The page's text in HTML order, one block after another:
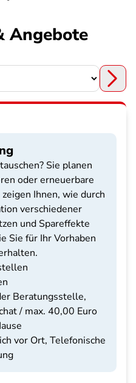
Angebote
Sie planen
oder erneuerbare
Ihnen, wie durch
verschiedener
und Spareffekte
Sie für Ihr Vorhaben
Beratungsstelle,
/ max. 40,00 Euro
vor Ort, Telefonische